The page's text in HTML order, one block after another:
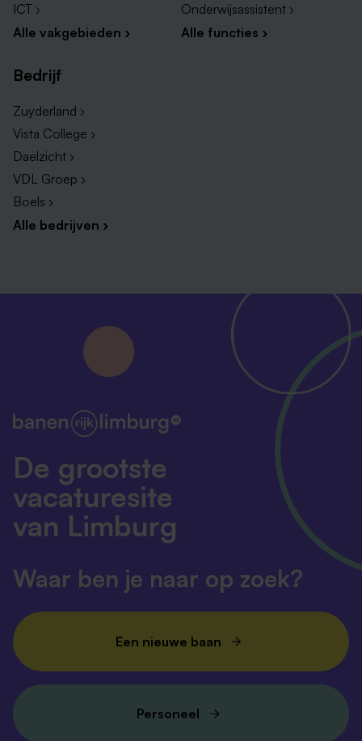
ICT ›
Alle vakgebieden ›
Onderwijsassistent ›
Alle functies ›
Bedrijf
Zuyderland ›
Vista College ›
Daelzicht ›
VDL Groep ›
Boels ›
Alle bedrijven ›
De grootste
vacaturesite
van Limburg
Waar ben je naar op zoek?
Een nieuwe baan
Personeel